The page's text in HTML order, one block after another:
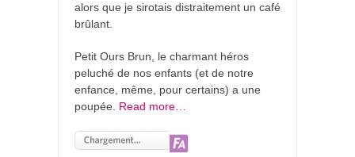
alors que je sirotais distraitement un café
brûlant.
Petit Ours Brun, le charmant héros
peluché de nos enfants (et de notre
enfance, même, pour certains) a une
poupée. Read more…